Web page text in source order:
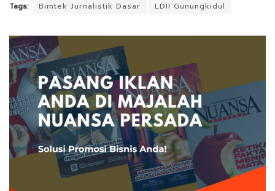
Tags: Bimtek Jurnalistik Dasar LDII Gunungkidul